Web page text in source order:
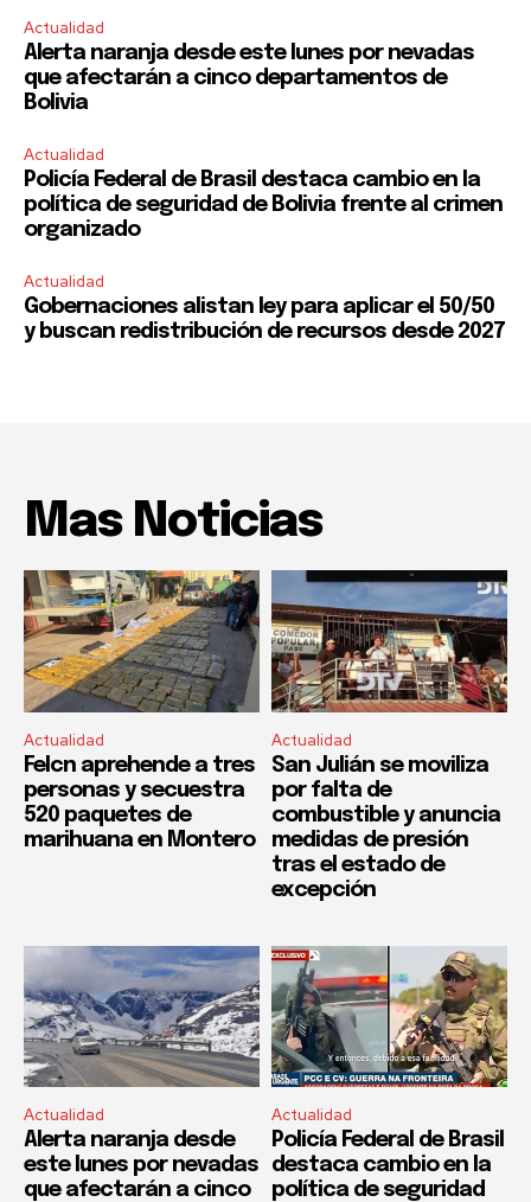
Actualidad
Alerta naranja desde este lunes por nevadas
que afectarán a cinco departamentos de
Bolivia
Actualidad
Policía Federal de Brasil destaca cambio en la
política de seguridad de Bolivia frente al crimen
organizado
Actualidad
Gobernaciones alistan ley para aplicar el 50/50
y buscan redistribución de recursos desde 2027
Mas Noticias
Actualidad
Felcn aprehende a tres
personas y secuestra
520 paquetes de
marihuana en Montero
Actualidad
San Julián se moviliza
por falta de
combustible y anuncia
medidas de presión
tras el estado de
excepción
Actualidad
Alerta naranja desde
este lunes por nevadas
que afectarán a cinco
Actualidad
Policía Federal de Brasil
destaca cambio en la
política de seguridad